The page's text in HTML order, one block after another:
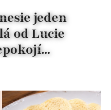
jeden
od Lucie